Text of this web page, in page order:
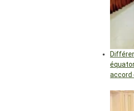
accord